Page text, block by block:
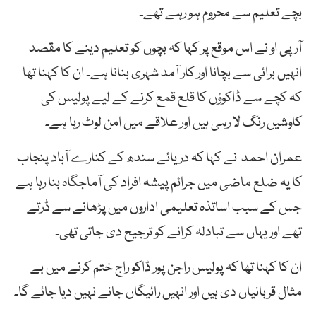
بچے تعلیم سے محروم ہو رہے تھے۔
آر پی او نے اس موقع پر کہا کہ بچوں کو تعلیم دینے کا مقصد
انہیں برائی سے بچانا اور کار آمد شہری بنانا ہے۔ ان کا کہنا تھا
کہ کچے سے ڈاکوؤں کا قلع قمع کرنے کے لیے پولیس کی
کاوشیں رنگ لا رہی ہیں اور علاقے میں امن لوٹ رہا ہے۔
عمران احمد نے کہا کہ دریائے سندھ کے کنارے آباد پنجاب
کا یہ ضلع ماضی میں جرائم پیشہ افراد کی آماجگاہ بنا رہا ہے
جس کے سبب اساتذہ تعلیمی اداروں میں پڑھانے سے ڈرتے
تھے اور یہاں سے تبادلہ کرانے کو ترجیح دی جاتی تھی۔
ان کا کہنا تھا کہ پولیس راجن پور ڈاکو راج ختم کرنے میں بے
مثال قربانیاں دی ہیں اور انہیں رائیگاں جانے نہیں دیا جائے گا۔